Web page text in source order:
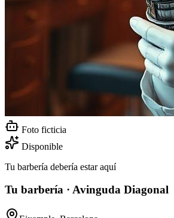
Foto ficticia
Disponible
Tu barbería debería estar aquí
Tu barbería · Avinguda Diagonal